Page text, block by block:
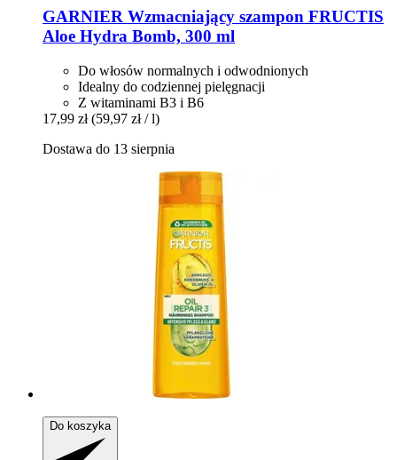
GARNIER Wzmacniający szampon FRUCTIS
Aloe Hydra Bomb, 300 ml
Do włosów normalnych i odwodnionych
Idealny do codziennej pielęgnacji
Z witaminami B3 i B6
17,99 zł (59,97 zł / l)
Dostawa do 13 sierpnia
Do koszyka